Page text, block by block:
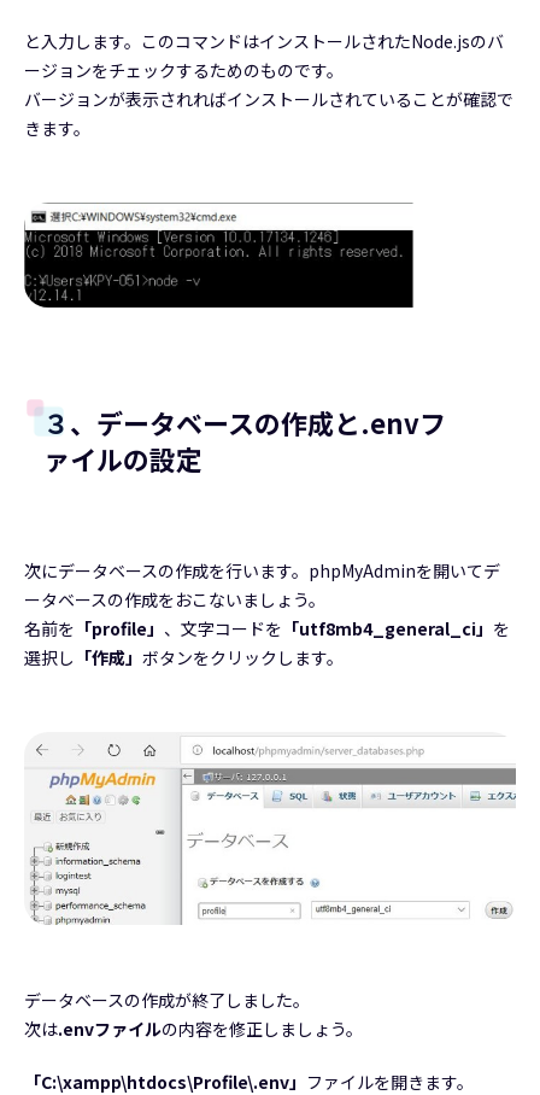
と入力します。このコマンドはインストールされたNode.jsのバ
ージョンをチェックするためのものです。
バージョンが表示されればインストールされていることが確認で
きます。
３、データベースの作成と.envフ
ァイルの設定
次にデータベースの作成を行います。phpMyAdminを開いてデ
ータベースの作成をおこないましょう。
名前を 「profile」 、文字コードを 「utf8mb4_general_ci」 を
選択し 「作成」 ボタンをクリックします。
データベースの作成が終了しました。
次は.envファイルの内容を修正しましょう。
「C:\xampp\htdocs\Profile\.env」 ファイルを開きます。